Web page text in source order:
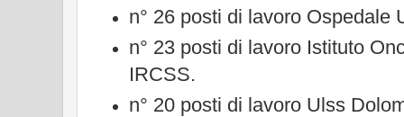
n° 26 posti di lavoro Ospedale
n° 23 posti di lavoro Istituto
IRCSS.
n° 20 posti di lavoro Ulss